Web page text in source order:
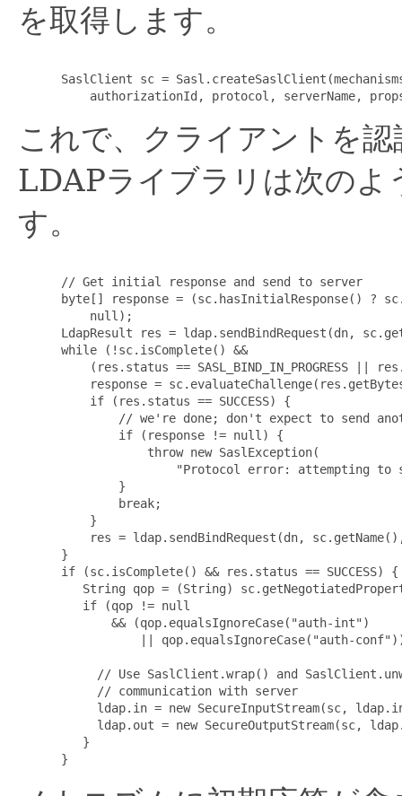
を取得します。
SaslClient sc =
これで、クライアントを
LDAPライブラリは次のよ
す。
// Get initial response and send to server
byte[] response = (sc.hasInitialResponse() ?
     null);
LdapResult res = ldap.sendBindRequest(dn,
while (!sc.isComplete() &&
(res.status == SASL_BIND_IN_PROGRESS ||
response =
     if (res.status == SUCCESS) {
// we're done; don't expect to send
         if (response != null) {
             throw new SaslException(
"Protocol error: attempting to
         }
         break;
     }
res = ldap.sendBindRequest(dn,
}
if (sc.isComplete() && res.status == SUCCESS) {
String qop = (String)
    if (qop != null
        && (qop.equalsIgnoreCase("auth-int")
|| qop.equalsIgnoreCase("auth-
// Use SaslClient.wrap() and
      // communication with server
ldap.in = new SecureInputStream(sc,
ldap.out = new SecureOutputStream(sc,
    }